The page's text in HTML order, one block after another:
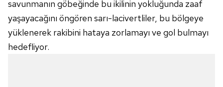
savunmanın göbeğinde bu ikilinin yokluğunda zaaf
yaşayacağını öngören sarı-lacivertliler, bu bölgeye
yüklenerek rakibini hataya zorlamayı ve gol bulmayı
hedefliyor.